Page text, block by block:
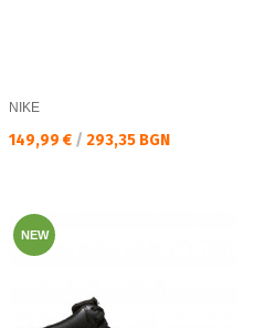
NIKE
Текуща цена:
149,99 € / 293,35 BGN
NEW